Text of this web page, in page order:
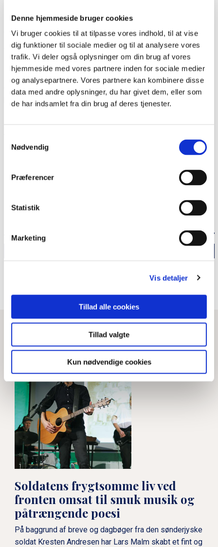
Denne hjemmeside bruger cookies
Vi bruger cookies til at tilpasse vores indhold, til at vise
dig funktioner til sociale medier og til at analysere vores
trafik. Vi deler også oplysninger om din brug af vores
hjemmeside med vores partnere inden for sociale medier
og analysepartnere. Vores partnere kan kombinere disse
data med andre oplysninger, du har givet dem, eller som
de har indsamlet fra din brug af deres tjenester.
Nødvendig
Præferencer
Statistik
Marketing
Vis detaljer
Tillad alle cookies
Tillad valgte
Kun nødvendige cookies
sammen, og hvad vi i fremtiden skal sammen. Ikke om der er
en fremtid, eller om vi er relevante. Men hvordan.
Vi har historien med os, men fremtiden foran os. Vi kan skabe
stor kunst, folkeoplysning og undervisning. Vi er lokale,
landsdækkende og relevante. Og så står vi sammen under
Grænseforeningens rød-hvide logo. Fordi grænselandets
historie og samtid er hele Danmarks historie og samtid.
Del siden
ANDRE ARTIKLER I MAGASINET
Soldatens frygtsomme liv ved
fronten omsat til smuk musik og
påtrængende poesi
På baggrund af breve og dagbøger fra den sønderjyske
soldat Kresten Andresen har Lars Malm skabt et fint og